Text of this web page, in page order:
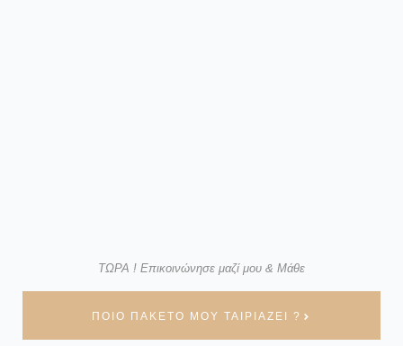
ΤΩΡΑ ! Επικοινώνησε μαζί μου & Μάθε
ΠΟΙΟ ΠΑΚΕΤΟ ΜΟΥ ΤΑΙΡΙΑΖΕΙ ?